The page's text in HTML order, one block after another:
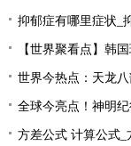
抑郁症有哪里症状_
【世界聚看点】韩国玩家
世界今热点：天龙
全球今亮点！神明纪
方差公式 计算公式